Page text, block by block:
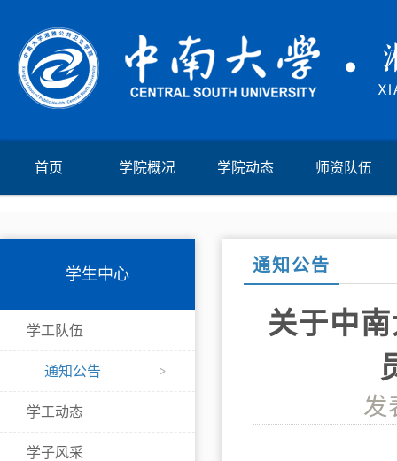
首页 学院概况 学院动态 师资队伍
学生中心
学工队伍
通知公告
学工动态
学子风采
通知公告
关于中
发